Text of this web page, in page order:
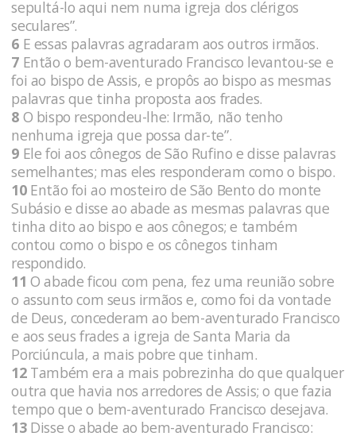
sepultá-lo aqui nem numa igreja dos clérigos
seculares”.
6 E essas palavras agradaram aos outros irmãos.
7 Então o bem-aventurado Francisco levantou-se e
foi ao bispo de Assis, e propôs ao bispo as mesmas
palavras que tinha proposta aos frades.
8 O bispo respondeu-lhe: Irmão, não tenho
nenhuma igreja que possa dar-te”.
9 Ele foi aos cônegos de São Rufino e disse palavras
semelhantes; mas eles responderam como o bispo.
10Então foi ao mosteiro de São Bento do monte
Subásio e disse ao abade as mesmas palavras que
tinha dito ao bispo e aos cônegos; e também
contou como o bispo e os cônegos tinham
respondido.
11 O abade ficou com pena, fez uma reunião sobre
o assunto com seus irmãos e, como foi da vontade
de Deus, concederam ao bem-aventurado Francisco
e aos seus frades a igreja de Santa Maria da
Porciúncula, a mais pobre que tinham.
12Também era a mais pobrezinha do que qualquer
outra que havia nos arredores de Assis; o que fazia
tempo que o bem-aventurado Francisco desejava.
13Disse o abade ao bem-aventurado Francisco: